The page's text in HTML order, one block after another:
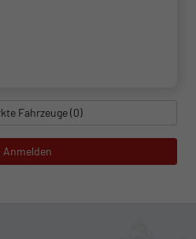
Fahrzeuge (0)
Anmelden